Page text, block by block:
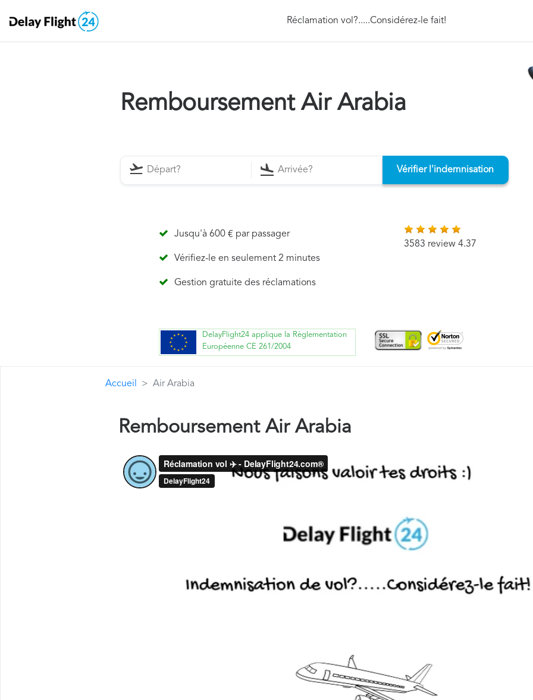
Réclamation vol?.....Considérez-le fait!
Remboursement Air Arabia
Vérifier l'indemnisation
Jusqu'à 600 € par passager
Vérifiez-le en seulement 2 minutes
Gestion gratuite des réclamations
3583 review 4.37
DelayFlight24 applique la Règlementation
Européenne CE 261/2004
Accueil Air Arabia
Remboursement Air Arabia